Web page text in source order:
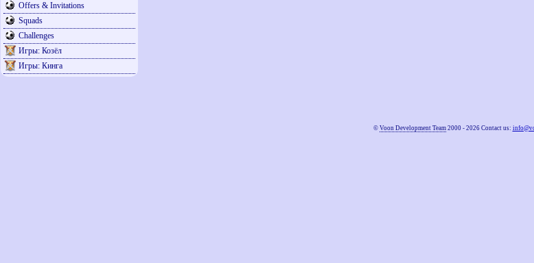
Offers & Invitations
Squads
Challenges
Игры: Козёл
Игры: Кинга
© Voon Development Team2000 - 2026 Contact us: